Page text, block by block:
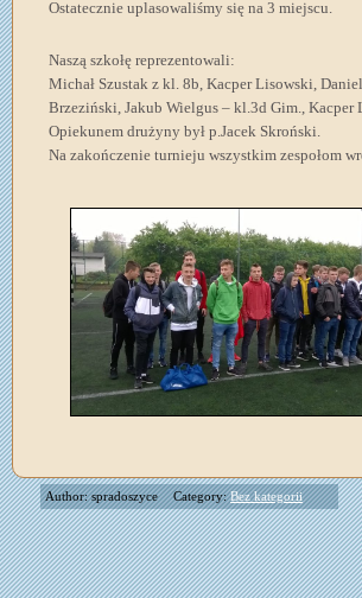
Ostatecznie uplasowaliśmy się na 3 miejscu.
Naszą szkołę reprezentowali:
Michał Szustak z kl. 8b, Kacper Lisowski,
Brzeziński, Jakub Wielgus – kl.3d Gim., Kacper
Opiekunem drużyny był p.Jacek Skroński.
Na zakończenie turnieju wszystkim zespołom
Author: spradoszyce Category:Bez kategorii